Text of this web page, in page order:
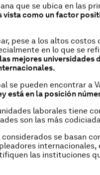
que se ubica en las
vista como un factor
pese a los altos
en lo que se
mejores universidades
se pueden encontrar a
está en la posición
laborales tiene
son las más
se basan
internacionales,
las instituciones